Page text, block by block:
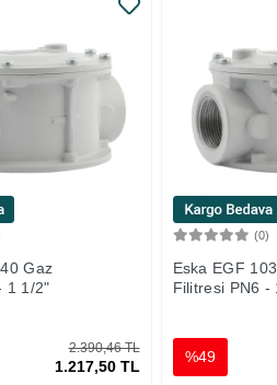
Gaz
1 1/2"
2.390,46 TL
1.217,50 TL
(0)
Eska EGF
Filitresi PN6 -
%49